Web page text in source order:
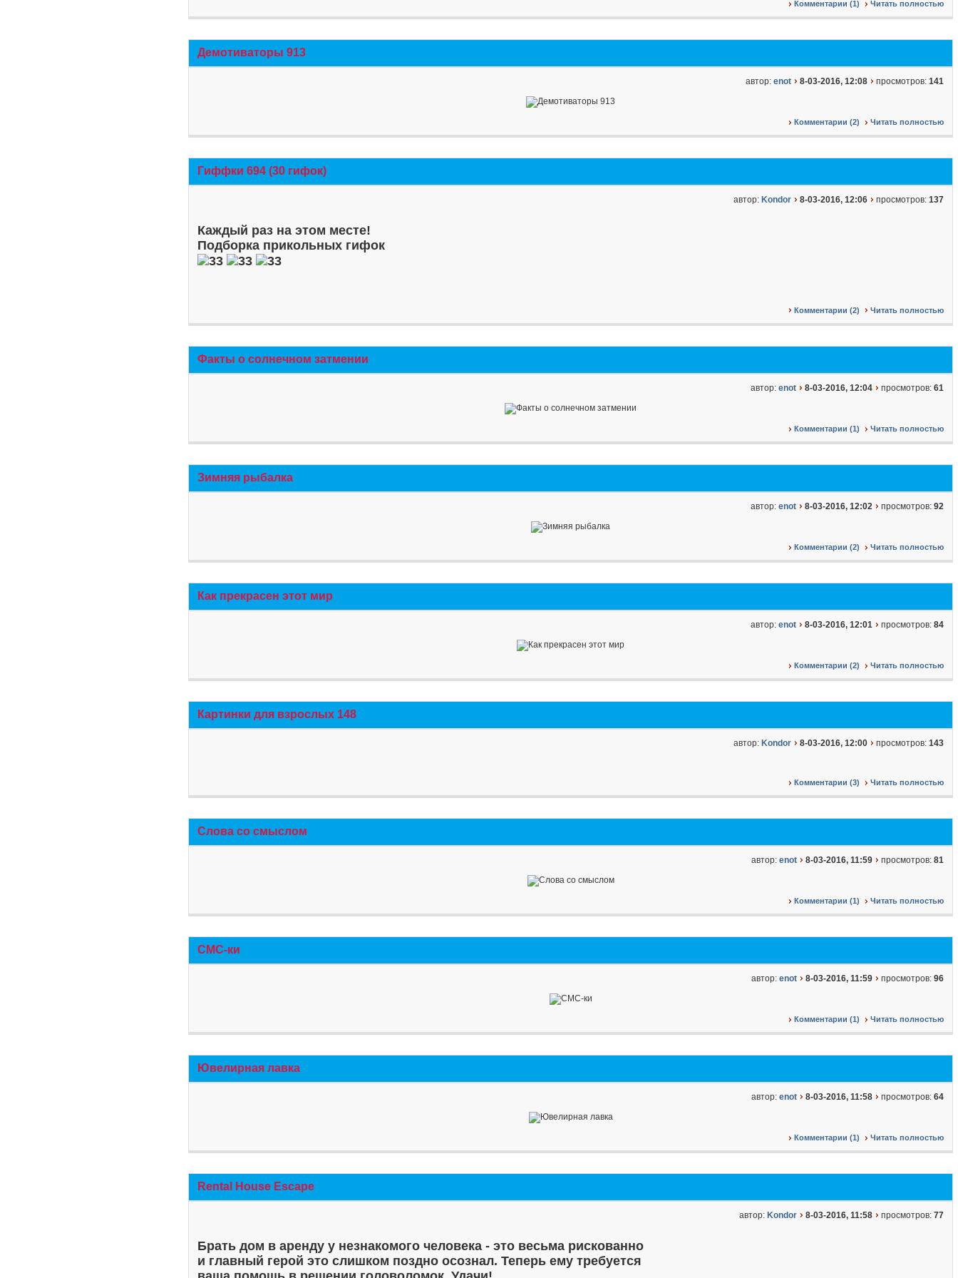
Комментарии (1) Читать полностью
Демотиваторы 913
автор: enot 8-03-2016, 12:08 просмотров: 141
Комментарии (2) Читать полностью
Гиффки 694 (30 гифок)
автор: Kondor 8-03-2016, 12:06 просмотров: 137
Каждый раз на этом месте!
Подборка прикольных гифок
Комментарии (2) Читать полностью
Факты о солнечном затмении
автор: enot 8-03-2016, 12:04 просмотров: 61
Комментарии (1) Читать полностью
Зимняя рыбалка
автор: enot 8-03-2016, 12:02 просмотров: 92
Комментарии (2) Читать полностью
Как прекрасен этот мир
автор: enot 8-03-2016, 12:01 просмотров: 84
Комментарии (2) Читать полностью
Картинки для взрослых 148
автор: Kondor 8-03-2016, 12:00 просмотров: 143
Комментарии (3) Читать полностью
Слова со смыслом
автор: enot 8-03-2016, 11:59 просмотров: 81
Комментарии (1) Читать полностью
СМС-ки
автор: enot 8-03-2016, 11:59 просмотров: 96
Комментарии (1) Читать полностью
Ювелирная лавка
автор: enot 8-03-2016, 11:58 просмотров: 64
Комментарии (1) Читать полностью
Rental House Escape
автор: Kondor 8-03-2016, 11:58 просмотров: 77
Брать дом в аренду у незнакомого человека - это весьма рискованно
и главный герой это слишком поздно осознал. Теперь ему требуется